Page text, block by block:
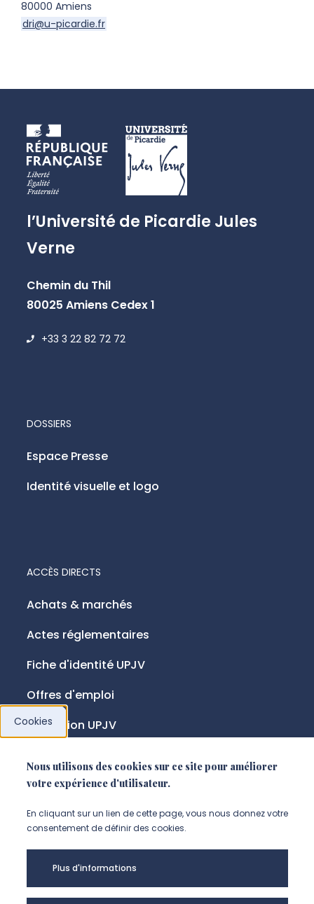
80000 Amiens
dri@u-picardie.fr
l’Université de Picardie Jules
Verne
Chemin du Thil
80025 Amiens Cedex 1
+33 3 22 82 72 72
ACCÈS DIRECTS
Achats & marchés
Actes réglementaires
Fiche d'identité UPJV
Offres d'emploi
Fondation UPJV
DOSSIERS
Espace Presse
Identité visuelle et logo
NOUS SUIVRE
Suivez-nous sur instagram
Suivez-nous sur linkedin
Suivez-nous sur
Mentions légales
Accessibilité
Cookies
Nous utilisons des cookies sur ce site pour améliorer
votre expérience d'utilisateur.
En cliquant sur un lien de cette page, vous nous donnez votre
consentement de définir des cookies.
Plus d'informations